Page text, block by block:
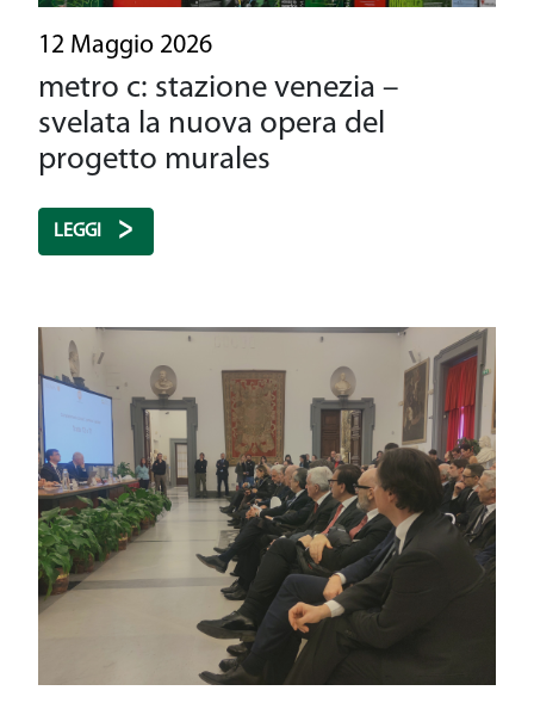
12 Maggio 2026
metro c: stazione venezia –
svelata la nuova opera del
progetto murales
LEGGI